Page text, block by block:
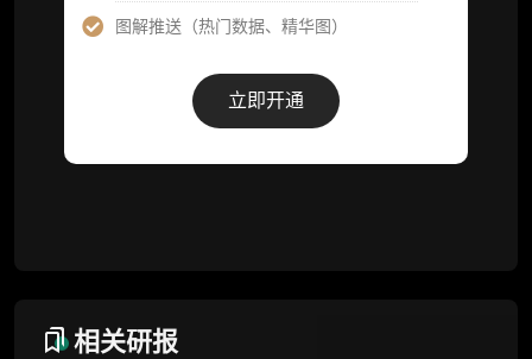
图解推送（热门数据、精华图）
立即开通
会员周报（一周精华高效吸收）
解锁本会员权限的栏目历史内容
词库（支持报告内术语悬浮释义）
定制化研究报告折扣（9.5 折）
相关研报